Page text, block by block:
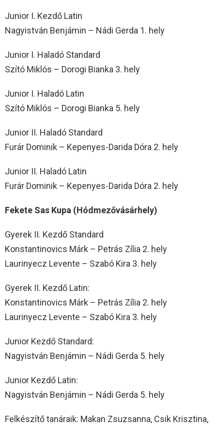
Junior I. Kezdő Latin
Nagyistván Benjámin – Nádi Gerda 1. hely
Junior I. Haladó Standard
Szító Miklós – Dorogi Bianka 3. hely
Junior I. Haladó Latin
Szító Miklós – Dorogi Bianka 5. hely
Junior II. Haladó Standard
Furár Dominik – Kepenyes-Darida Dóra 2. hely
Junior II. Haladó Latin
Furár Dominik – Kepenyes-Darida Dóra 2. hely
Fekete Sas Kupa (Hódmezővásárhely)
Gyerek II. Kezdő Standard
Konstantinovics Márk – Petrás Zília 2. hely
Laurinyecz Levente – Szabó Kira 3. hely
Gyerek II. Kezdő Latin:
Konstantinovics Márk – Petrás Zília 2. hely
Laurinyecz Levente – Szabó Kira 3. hely
Junior Kezdő Standard:
Nagyistván Benjámin – Nádi Gerda 5. hely
Junior Kezdő Latin:
Nagyistván Benjámin – Nádi Gerda 5. hely
Felkészítő tanáraik: Makan Zsuzsanna, Csik Krisztina,